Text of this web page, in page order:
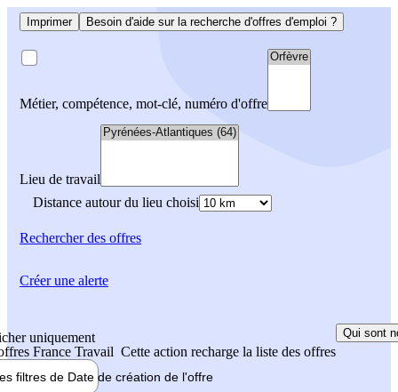
Imprimer Besoin d'aide sur la recherche d'offres d'emploi ?
Métier, compétence, mot-clé, numéro d'offre
Lieu de travail
Distance autour du lieu choisi
Rechercherdes offres
uniquement
France Travail Cette action recharge la liste des offres
Qui sont
filtres de Date de création de l'offre
Créer une alerte